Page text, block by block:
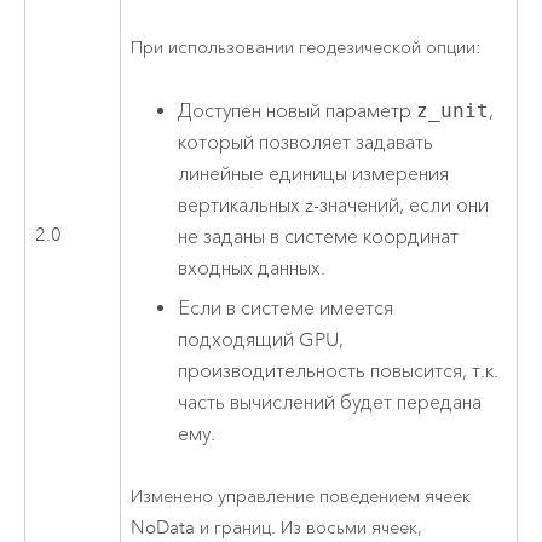
2.0
При использовании геодезической опции:
Доступен новый параметр z_unit,
который позволяет задавать
линейные единицы измерения
вертикальных z-значений, если они
не заданы в системе координат
входных данных.
Если в системе имеется
подходящий GPU,
производительность повысится, т.к.
часть вычислений будет передана
ему.
Изменено управление поведением ячеек
NoData и границ. Из восьми ячеек,